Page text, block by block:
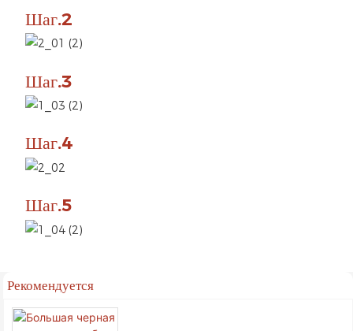
Шаг.2
Шаг.3
Шаг.4
Шаг.5
Рекомендуется